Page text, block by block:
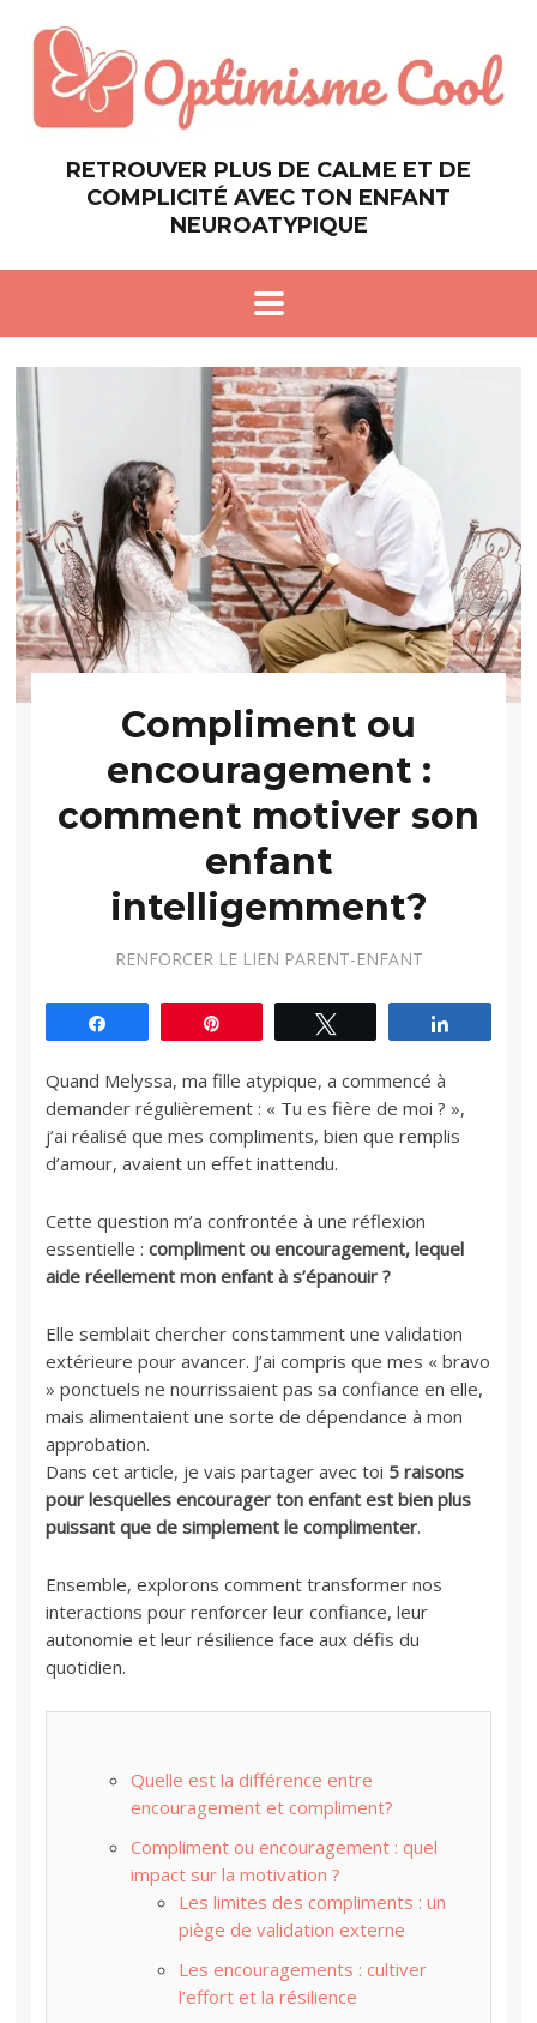
RETROUVER PLUS DE CALME ET DE
COMPLICITÉ AVEC TON ENFANT
NEUROATYPIQUE
Compliment ou
encouragement :
comment motiver son
enfant
intelligemment?
RENFORCER LE LIEN PARENT-ENFANT
Quand Melyssa, ma fille atypique, a commencé à
demander régulièrement : « Tu es fière de moi ? »,
j’ai réalisé que mes compliments, bien que remplis
d’amour, avaient un effet inattendu.
Cette question m’a confrontée à une réflexion
essentielle :compliment ou encouragement, lequel
aide réellement mon enfant à s’épanouir ?
Elle semblait chercher constamment une validation
extérieure pour avancer. J’ai compris que mes « bravo
» ponctuels ne nourrissaient pas sa confiance en elle,
mais alimentaient une sorte de dépendance à mon
approbation.
Dans cet article, je vais partager avec toi 5 raisons
pour lesquelles encourager ton enfant est bien plus
puissant que de simplement le complimenter.
Ensemble, explorons comment transformer nos
interactions pour renforcer leur confiance, leur
autonomie et leur résilience face aux défis du
quotidien.
Quelle est la différence entre
encouragement et compliment?
Compliment ou encouragement : quel
impact sur la motivation ?
Les limites des compliments : un
piège de validation externe
Les encouragements : cultiver
l’effort et la résilience